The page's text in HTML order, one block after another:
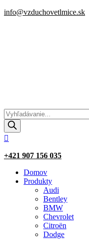
info@vzduchovetlmice.sk
Products
search

+421 907 156 035
Domov
Produkty
Audi
Bentley
BMW
Chevrolet
Citroën
Dodge